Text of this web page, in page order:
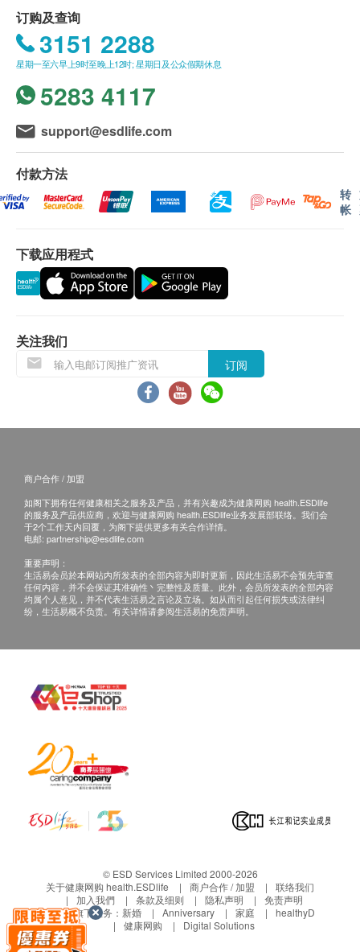
生津。
适合人士: 热气族
服用方法
加热方法:
蒸煮加热：整包原封直接放入煲内，再注水加热至
沸腾。
浸泡加热：整包原封直接加入沸水中浸泡4-6分
微波炉加热：撕开包装袋，把汤倒入微波炉盛器
成份
水、鸡、猪骨、猪腱、红枣、姜、花旗参、盐、石
注意事项
加热后请小心烫口。
请勿将包装袋放入微波炉内加热。
本产品含天然原材料，有少许沉淀物属正常现象。
费。
我们将于确定订单后2-4个工作天内安排发货。
不排除运送时间会因节日而有所影响。 当八号烈
风讯号悬挂或黑色暴雨警告生效时，送货服务时间
将会延迟。
所有订单须视乎相关货品的供应情况再作最后确
认。 倘若健康网购health.ESDlife未能提供任何订
单上的货品，健康网购health.ESDlife有权拒绝接
受该订单，并且会于送货前透过电话或电邮通知顾
客再作安排。
保用条款 ：
货品质量保证，于顾客收到产品当日起计，使用
期应最少有12个月或以上。(1包装滴鸡精属短期货
退换条款 ：
当顾客收取已订购之货品时，有责任检查货品是否
有损毁情况，一经确认签收，恕不接受退换。
正本，并于送货后3个工作天内按下列方式联络健
康网购health.ESDlife客户服务部跟进。
订购及查询
3151 2288
星期一至六早上9时至晚上12时; 星期日及公众假期休息
5283 4117
support@esdlife.com
付款方法
转
帐
下载应用程式
关注我们
订阅
商户合作 / 加盟
如阁下拥有任何健康相关之服务及产品，并有兴趣成为健康网购 health.ESDlife
的服务及产品供应商，欢迎与健康网购 health.ESDlife业务发展部联络。我们会
于2个工作天内回覆，为阁下提供更多有关合作详情。
电邮: partnership@esdlife.com
重要声明：
生活易会员於本网站内所发表的全部内容为即时更新，因此生活易不会预先审查
任何内容，并不会保证其准确性丶完整性及质量。此外，会员所发表的全部内容
均属个人意见，并不代表生活易之言论及立场。如从而引起任何损失或法律纠
纷，生活易概不负责。有关详情请参阅生活易的免责声明。
© ESD Services Limited 2000-2026
关于健康网购 health.ESDlife
商户合作 / 加盟
联络我们
加入我們
条款及细则 隐私声明
免责声明
生活易旗下业务： 新婚 Anniversary 家庭
healthyD
健康网购
Digital Solutions